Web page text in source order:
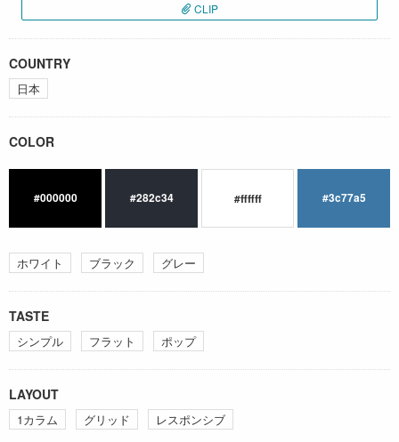
CLIP
COUNTRY
日本
COLOR
#000000 #282c34 #ffffff #3c77a5
ホワイト ブラック グレー
TASTE
シンプル フラット ポップ
LAYOUT
1カラム グリッド レスポンシブ